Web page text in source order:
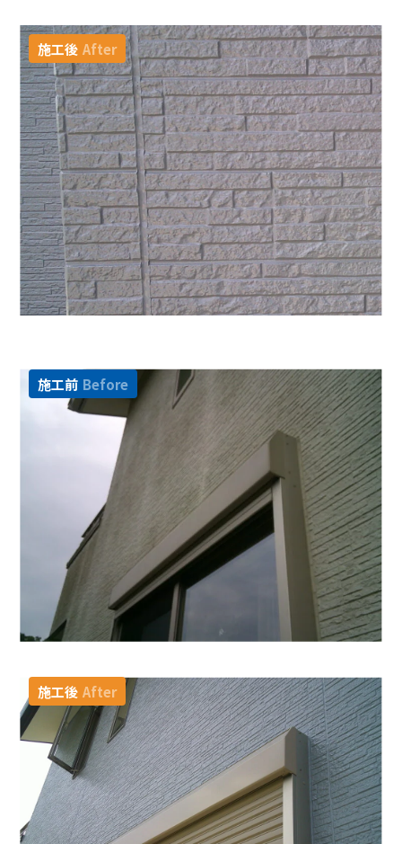
施工後 After
施工前 Before
施工後 After